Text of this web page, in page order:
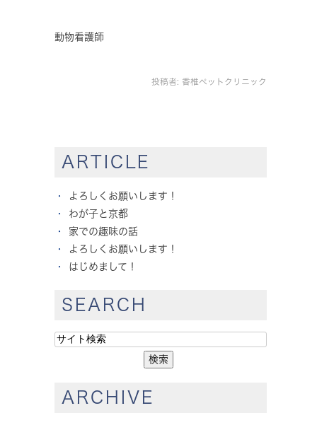
動物看護師
投稿者: 香椎ペットクリニック
ARTICLE
よろしくお願いします！
わが子と京都
家での趣味の話
よろしくお願いします！
はじめまして！
SEARCH
ARCHIVE